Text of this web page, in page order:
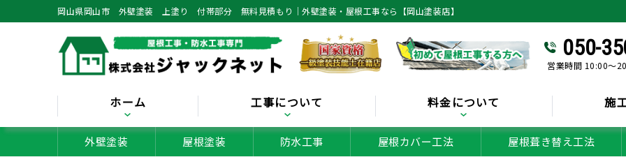
岡山県岡山市 外壁塗装 上塗り 付帯部分 無料見積もり｜外壁塗装・屋根工事なら【岡山塗装店】
050-
営業時間 10:00～
ホーム 工事について 料金について 施
外壁塗装 屋根塗装 防水工事 屋根カバー工法 屋根葺き替え工法